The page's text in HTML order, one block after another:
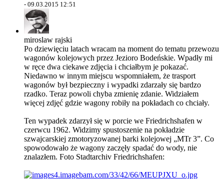
- 09.03.2015 12:51
miroslaw rajski
Po dziewięciu latach wracam na moment do tematu przewozu
wagonów kolejowych przez Jezioro Bodeńskie. Wpadły mi
w ręce dwa ciekawe zdjęcia i chciałbym je pokazać.
Niedawno w innym miejscu wspomniałem, że trasport
wagonów był bezpieczny i wypadki zdarzały się bardzo
rzadko. Teraz powoli chyba zmienię zdanie. Widziałem
więcej zdjęć gdzie wagony robiły na pokładach co chciały.
Ten wypadek zdarzył się w porcie we Friedrichshafen w
czerwcu 1962. Widzimy spustoszenie na pokładzie
szwajcarskiej zmotoryzowanej barki kolejowej „MTr 3”. Co
spowodowało że wagony zaczęły spadać do wody, nie
znalazłem. Foto Stadtarchiv Friedrichshafen: